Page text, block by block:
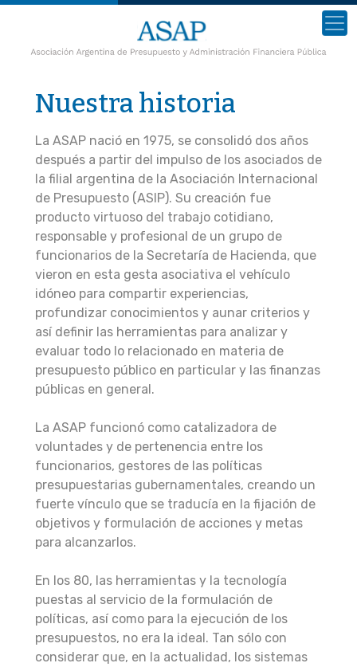
Nuestra historia
La ASAP nació en 1975, se consolidó dos años
después a partir del impulso de los asociados de
la filial argentina de la Asociación Internacional
de Presupuesto (ASIP). Su creación fue
producto virtuoso del trabajo cotidiano,
responsable y profesional de un grupo de
funcionarios de la Secretaría de Hacienda, que
vieron en esta gesta asociativa el vehículo
idóneo para compartir experiencias,
profundizar conocimientos y aunar criterios y
así definir las herramientas para analizar y
evaluar todo lo relacionado en materia de
presupuesto público en particular y las finanzas
públicas en general.
La ASAP funcionó como catalizadora de
voluntades y de pertenencia entre los
funcionarios, gestores de las políticas
presupuestarias gubernamentales, creando un
fuerte vínculo que se traducía en la fijación de
objetivos y formulación de acciones y metas
para alcanzarlos.
En los 80, las herramientas y la tecnología
puestas al servicio de la formulación de
políticas, así como para la ejecución de los
presupuestos, no era la ideal. Tan sólo con
considerar que, en la actualidad, los sistemas